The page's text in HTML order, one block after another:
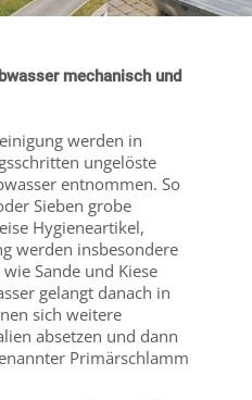
mechanisch und
werden in
ungelöste
entnommen. So
Sieben grobe
Hygieneartikel,
werden insbesondere
Sande und Kiese
gelangt danach in
sich weitere
absetzen und dann
Primärschlamm